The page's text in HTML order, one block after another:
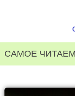
САМОЕ